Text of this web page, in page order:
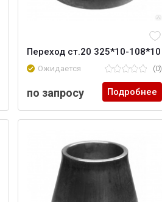
Переход ст.20 325*10-108*10
Ожидается (0)
по запросу Подробнее